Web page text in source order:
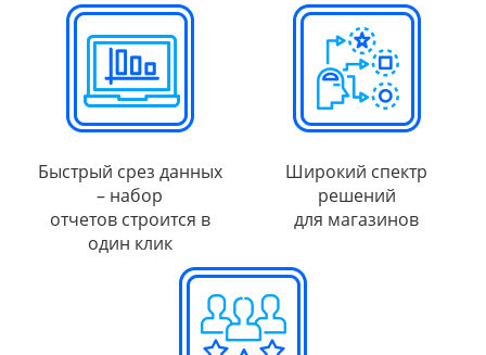
Быстрый срез данных
– набор
отчетов строится в
один клик
Широкий спектр
решений
для магазинов